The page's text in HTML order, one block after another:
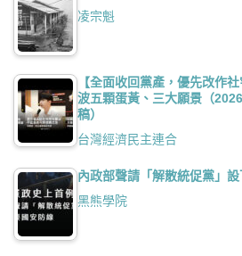
凌宗魁
【全面收回黨產，優先改作
波五顆蛋黃、三大願景（
稿）
台灣經濟民主連合
內政部聲請「解散統促黨」
黑熊學院